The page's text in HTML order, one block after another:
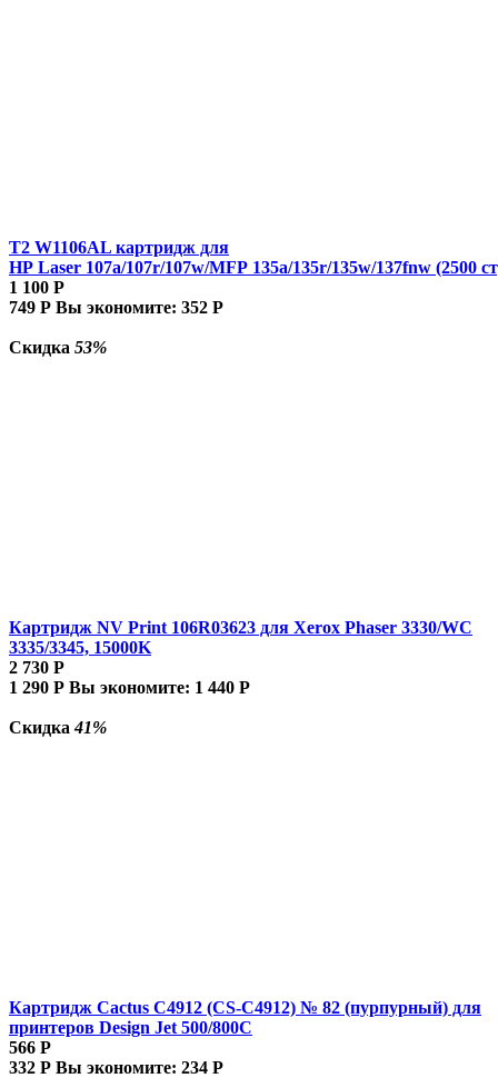
T2 W1106AL картридж для
HP Laser 107a/107r/107w/MFP 135a/135r/135w/137fnw (2500
1 100 Р
749 Р Вы экономите: 352 Р
Скидка 53%
Картридж NV Print 106R03623 для Xerox Phaser 3330/WC
3335/3345, 15000K
2 730 Р
1 290 Р Вы экономите: 1 440 Р
Скидка41%
Картридж Cactus C4912 (CS-C4912) № 82 (пурпурный) для
принтеров Design Jet 500/800C
566 Р
332 Р Вы экономите: 234 Р